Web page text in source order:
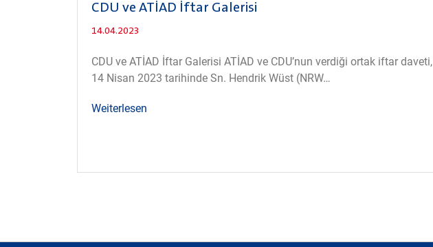
CDU ve ATİAD İftar Galerisi
14.04.2023
CDU ve ATİAD İftar Galerisi ATİAD ve CDU’nun verdiği ortak iftar daveti,
14 Nisan 2023 tarihinde Sn. Hendrik Wüst (NRW
Weiterlesen